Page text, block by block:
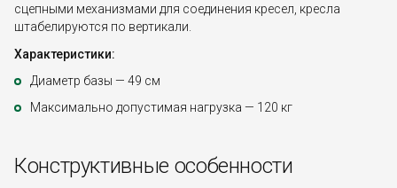
сцепными механизмами для соединения кресел, кресла
штабелируются по вертикали.
Характеристики:
Диаметр базы — 49 см
Максимально допустимая нагрузка — 120 кг
Конструктивные особенности